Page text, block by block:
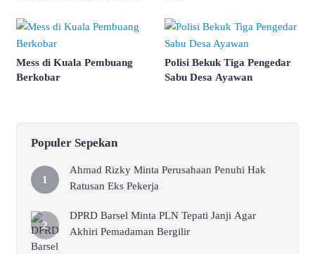
Mess di Kuala Pembuang
Berkobar
Polisi Bekuk Tiga Pengedar
Sabu Desa Ayawan
Populer Sepekan
Ahmad Rizky Minta Perusahaan Penuhi Hak
Ratusan Eks Pekerja
DPRD Barsel Minta PLN Tepati Janji Agar
Akhiri Pemadaman Bergilir